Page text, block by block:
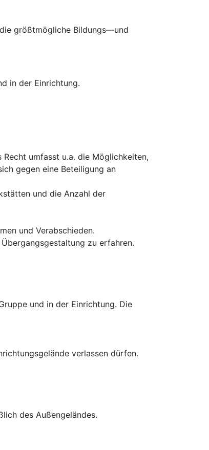
größtmögliche Bildungs—und
in der Einrichtung.
umfasst u.a. die Möglichkeiten,
gegen eine Beteiligung an
und die Anzahl der
und Verabschieden.
zu erfahren.
und in der Einrichtung. Die
verlassen dürfen.
des Außengeländes.